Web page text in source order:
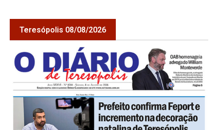
Teresópolis 08/08/2026